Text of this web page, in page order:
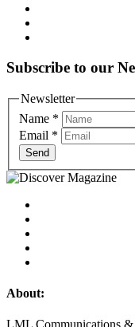
Subscribe to our
Newsletter
Name *
Email *
Send
About: